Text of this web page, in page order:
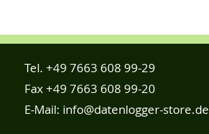
Tel. +49 7663 608 99-29
Fax +49 7663 608 99-20
E-Mail: info@datenlogger-store.de